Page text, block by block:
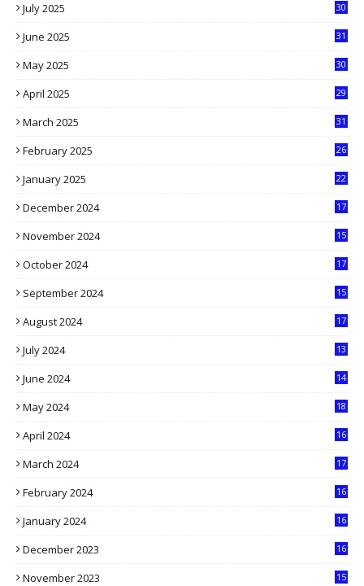
July 2025
30
June 2025
31
May 2025
30
April 2025
29
March 2025
31
February 2025
26
January 2025
22
December 2024
17
November 2024
15
October 2024
17
September 2024
15
August 2024
17
July 2024
13
June 2024
14
May 2024
18
April 2024
16
March 2024
17
February 2024
16
January 2024
16
December 2023
16
November 2023
15